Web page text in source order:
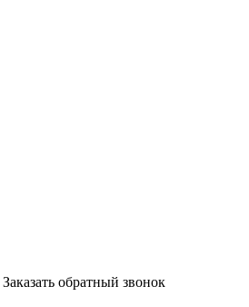
Заказать обратный звонок